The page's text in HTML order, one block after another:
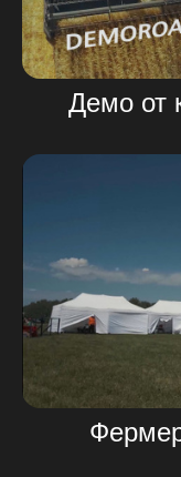
Демо от